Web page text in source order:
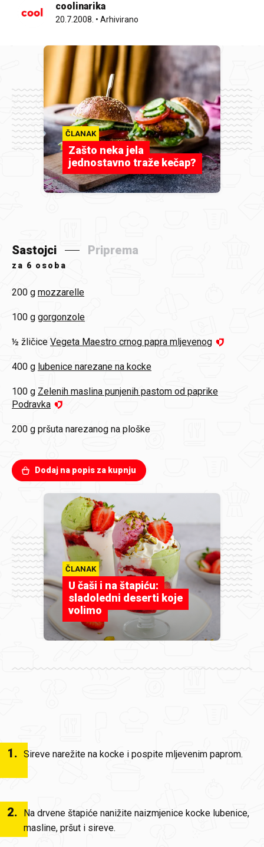
coolinarika
20.7.2008. • Arhivirano
ČLANAK
Zašto neka jela
jednostavno traže kečap?
Sastojci Priprema
za 6 osoba
200 g mozzarelle
100 g gorgonzole
½ žličice Vegeta Maestro crnog papra mljevenog
400 g lubenice narezane na kocke
100 g Zelenih maslina punjenih pastom od paprike
Podravka
200 g pršuta narezanog na ploške
Dodaj na popis za kupnju
ČLANAK
U čaši i na štapiću:
sladoledni deserti koje
volimo
1. Sireve narežite na kocke i pospite mljevenim paprom.
2.
Na drvene štapiće nanižite naizmjenice kocke lubenice,
masline, pršut i sireve.